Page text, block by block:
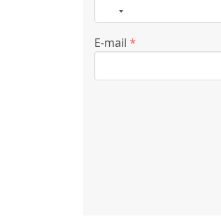
Страна
выбрана
E-mail *